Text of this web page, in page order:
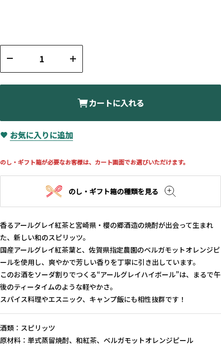
カートに入れる
お気に入りに追加
のし・ギフト箱が必要なお客様は、カート画面でお選びいただけます。
のし・ギフト箱の種類を見る
香るアールグレイ紅茶と宮崎県・櫻の郷酒造の焼酎が出会って生まれ
た、新しい和のスピリッツ。
国産アールグレイ紅茶葉と、佐賀県指定農園のベルガモットオレンジピ
ールを使用し、爽やかで芳しい香りを丁寧に引き出しています。
このお酒をソーダ割りでつくる“アールグレイハイボール”は、まるで午
後のティータイムのような軽やかさ。
スパイス料理やエスニック、キャンプ飯にも相性抜群です！
酒類：スピリッツ
原材料：単式蒸留焼酎、和紅茶、ベルガモットオレンジピール